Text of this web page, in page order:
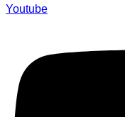
Youtube